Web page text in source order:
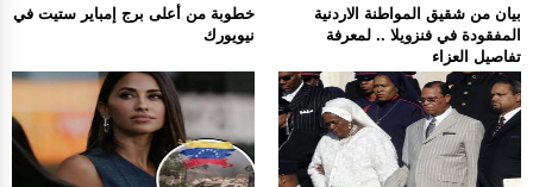
خطوبة من أعلى برج إمباير ستيت في
نيويورك
بيان من شقيق المواطنة الاردنية
المفقودة في فنزويلا .. لمعرفة
تفاصيل العزاء